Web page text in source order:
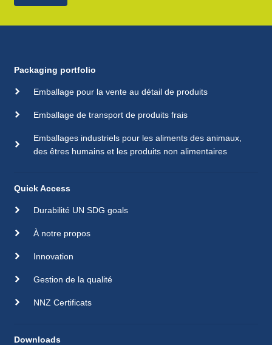
Packaging portfolio
Emballage pour la vente au détail de produits
Emballage de transport de produits frais
Emballages industriels pour les aliments des animaux,
des êtres humains et les produits non alimentaires
Quick Access
Durabilité UN SDG goals
À notre propos
Innovation
Gestion de la qualité
NNZ Certificats
Downloads